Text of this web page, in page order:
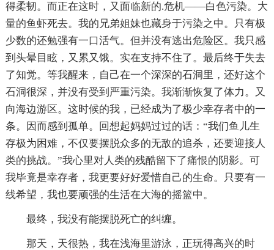
得柔韧。而正在这时，又面临新的.危机——白色污染。大
量的鱼虾死去。我的兄弟姐妹也藏身于污染之中。只有极
少数的还勉强有一口活气。但并没有逃出危险区。我只感
到头晕目眩，又累又饿。实在支持不住了。最后终于失去
了知觉。等我醒来，自己在一个深深的石洞里，还好这个
石洞很深，并没有受到严重污染。我渐渐恢复了体力。又
向海边游区。这时候的我，已经成为了极少幸存者中的一
条。因而感到孤单。回想起妈妈过过的话：“我们鱼儿生
存极为困难，不仅要摆脱众多的无敌的追杀，还要迎接人
类的挑战。”我心里对人类的残酷留下了痛恨的阴影。可
我毕竟是幸存者，我更要好好爱惜自己的生命。只要有一
线希望，我也要顽强的生活在大海的摇篮中。
最终，我没有能摆脱死亡的纠缠。
那天，天很热，我在浅海里游泳，正玩得高兴的时